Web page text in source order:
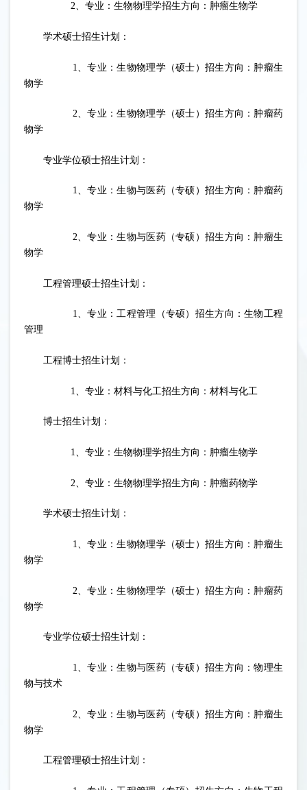
2、专业：生物物理学招生方向：肿瘤生物学
学术硕士招生计划：
1、专业：生物物理学（硕士）招生方向：肿瘤生
物学
2、专业：生物物理学（硕士）招生方向：肿瘤药
物学
专业学位硕士招生计划：
1、专业：生物与医药（专硕）招生方向：肿瘤药
物学
2、专业：生物与医药（专硕）招生方向：肿瘤生
物学
工程管理硕士招生计划：
1、专业：工程管理（专硕）招生方向：生物工程
管理
工程博士招生计划：
1、专业：材料与化工招生方向：材料与化工
博士招生计划：
1、专业：生物物理学招生方向：肿瘤生物学
2、专业：生物物理学招生方向：肿瘤药物学
学术硕士招生计划：
1、专业：生物物理学（硕士）招生方向：肿瘤生
物学
2、专业：生物物理学（硕士）招生方向：肿瘤药
物学
专业学位硕士招生计划：
1、专业：生物与医药（专硕）招生方向：物理生
物与技术
2、专业：生物与医药（专硕）招生方向：肿瘤生
物学
工程管理硕士招生计划：